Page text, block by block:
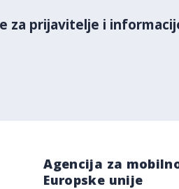
za prijavitelje i
Agencija za
Europske unije